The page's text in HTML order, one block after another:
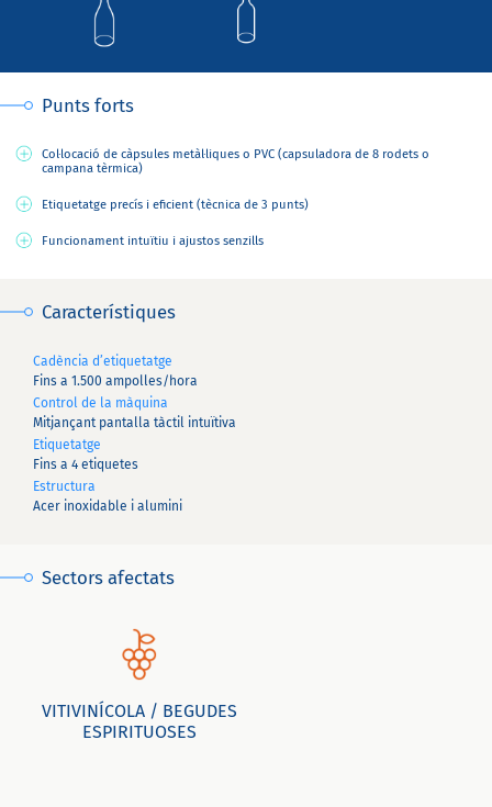
Punts forts
Col·locació de càpsules metàl·liques o PVC (capsuladora de 8 rodets o
campana tèrmica)
Etiquetatge precís i eficient (tècnica de 3 punts)
Funcionament intuïtiu i ajustos senzills
Característiques
Cadència d’etiquetatge
Fins a 1.500 ampolles/hora
Control de la màquina
Mitjançant pantalla tàctil intuïtiva
Etiquetatge
Fins a 4 etiquetes
Estructura
Acer inoxidable i alumini
Sectors afectats
VITIVINÍCOLA / BEGUDES
ESPIRITUOSES